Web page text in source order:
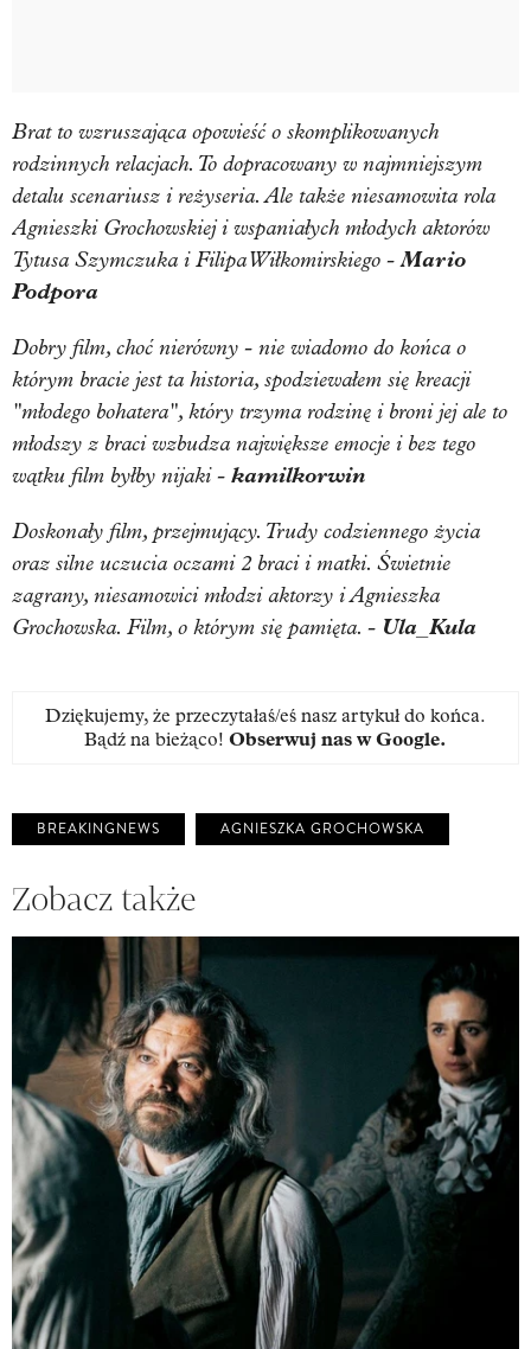
Brat to wzruszająca opowieść o skomplikowanych
rodzinnych relacjach. To dopracowany w najmniejszym
detalu scenariusz i reżyseria. Ale także niesamowita rola
Agnieszki Grochowskiej i wspaniałych młodych aktorów
Tytusa Szymczuka i Filipa Wiłkomirskiego -Mario
Podpora
Dobry film, choć nierówny - nie wiadomo do końca o
którym bracie jest ta historia, spodziewałem się kreacji
"młodego bohatera", który trzyma rodzinę i broni jej ale to
młodszy z braci wzbudza największe emocje i bez tego
wątku film byłby nijaki - kamilkorwin
Doskonały film, przejmujący. Trudy codziennego życia
oraz silne uczucia oczami 2 braci i matki. Świetnie
zagrany, niesamowici młodzi aktorzy i Agnieszka
Grochowska. Film, o którym się pamięta. - Ula_Kula
Dziękujemy, że przeczytałaś/eś nasz artykuł do końca.
Bądź na bieżąco! Obserwuj nas w Google.
BREAKINGNEWS AGNIESZKA GROCHOWSKA
Zobacz także